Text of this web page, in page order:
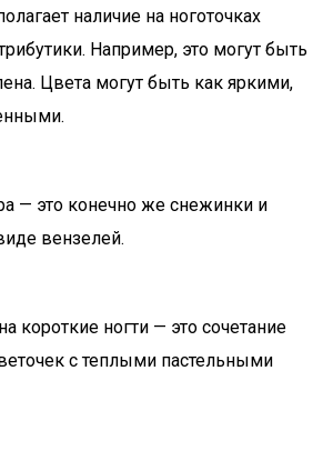
наличие на ноготочках
Например, это могут быть
Цвета могут быть как яркими,
— это конечно же снежинки и
вензелей.
короткие ногти — это сочетание
с теплыми пастельными